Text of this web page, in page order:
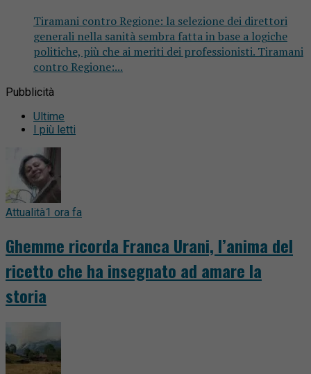
Tiramani contro Regione: la selezione dei direttori
generali nella sanità sembra fatta in base a logiche
politiche, più che ai meriti dei professionisti. Tiramani
contro Regione:...
Pubblicità
Ultime
I più letti
Attualità1 ora fa
Ghemme ricorda Franca Urani, l’anima del
ricetto che ha insegnato ad amare la
storia